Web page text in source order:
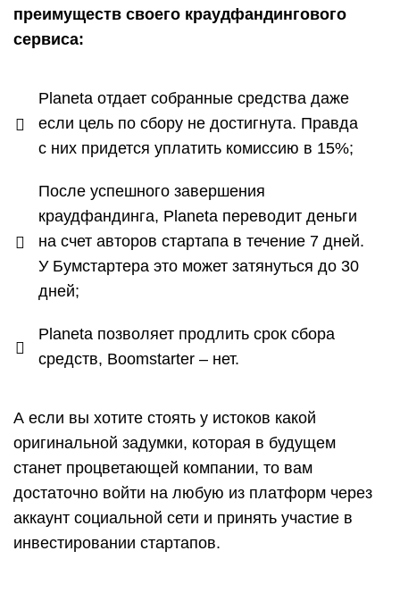
преимуществ своего краудфандингового
сервиса:
Planeta отдает собранные средства даже
если цель по сбору не достигнута. Правда
с них придется уплатить комиссию в 15%;
После успешного завершения
краудфандинга, Planeta переводит деньги
на счет авторов стартапа в течение 7 дней.
У Бумстартера это может затянуться до 30
дней;
Planeta позволяет продлить срок сбора
средств, Boomstarter – нет.
А если вы хотите стоять у истоков какой
оригинальной задумки, которая в будущем
станет процветающей компании, то вам
достаточно войти на любую из платформ через
аккаунт социальной сети и принять участие в
инвестировании стартапов.